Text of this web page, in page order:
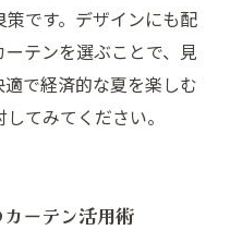
です。デザインにも配
テンを選ぶことで、見
で経済的な夏を楽しむ
てみてください。
ーテン活用術